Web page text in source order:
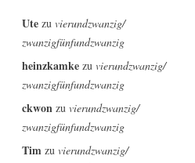
Ute zu vierundzwanzig/
zwanzigfünfundzwanzig
heinzkamke zu vierundzwanzig/
zwanzigfünfundzwanzig
ckwon zu vierundzwanzig/
zwanzigfünfundzwanzig
Tim zu vierundzwanzig/